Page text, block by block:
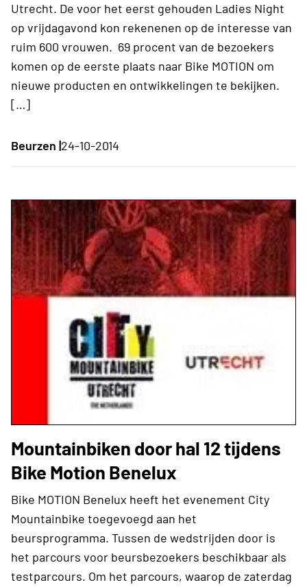
Utrecht. De voor het eerst gehouden Ladies Night
op vrijdagavond kon rekenenen op de interesse van
ruim 600 vrouwen. 69 procent van de bezoekers
komen op de eerste plaats naar Bike MOTION om
nieuwe producten en ontwikkelingen te bekijken.
[…]
Beurzen |24-10-2014
Mountainbiken door hal 12 tijdens
Bike Motion Benelux
Bike MOTION Benelux heeft het evenement City
Mountainbike toegevoegd aan het
beursprogramma. Tussen de wedstrijden door is
het parcours voor beursbezoekers beschikbaar als
testparcours. Om het parcours, waarop de zaterdag